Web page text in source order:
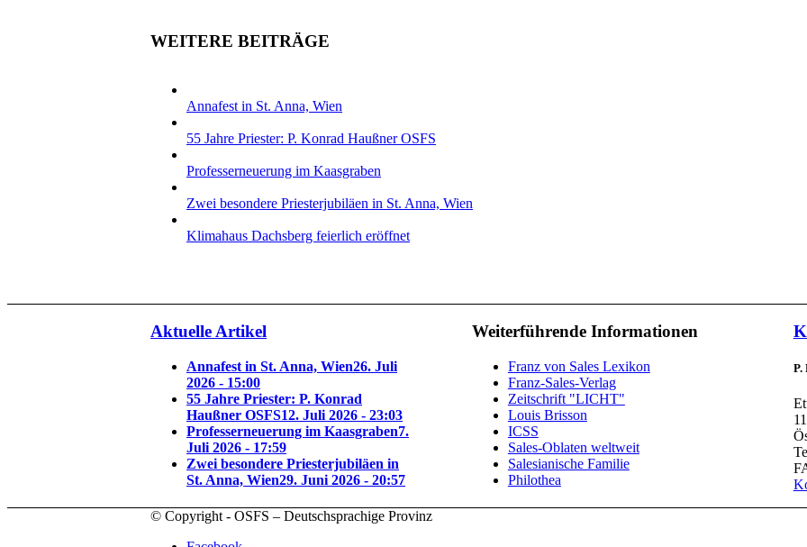
WEITERE BEITRÄGE
Annafest in St. Anna, Wien
55 Jahre Priester: P. Konrad Haußner OSFS
Professerneuerung im Kaasgraben
Zwei besondere Priesterjubiläen in St. Anna, Wien
Klimahaus Dachsberg feierlich eröffnet
Aktuelle Artikel
Annafest in St. Anna, Wien26. Juli
2026 - 15:00
55 Jahre Priester: P. Konrad
Haußner OSFS12. Juli 2026 - 23:03
Professerneuerung im Kaasgraben7.
Juli 2026 - 17:59
Zwei besondere Priesterjubiläen in
St. Anna, Wien29. Juni 2026 - 20:57
Weiterführende Informationen
Franz von Sales Lexikon
Franz-Sales-Verlag
Zeitschrift "LICHT"
Louis Brisson
ICSS
Sales-Oblaten weltweit
Salesianische Familie
Philothea
P.
© Copyright - OSFS – Deutschsprachige Provinz